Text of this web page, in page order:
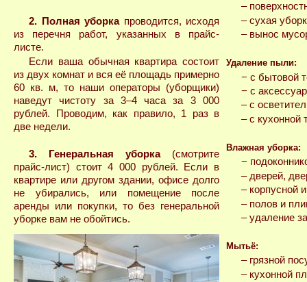
2. Полная уборкапроводится, исходя
из перечня работ, указанных в прайс-
листе.
Если ваша обычная квартира состоит
из двух комнат и вся её площадь примерно
60 кв. м, то наши операторы (уборщики)
наведут чистоту за 3–4 часа за 3 000
рублей. Проводим, как правило, 1 раз в
две недели.
3. Генеральная уборка(смотрите
прайс-лист) стоит 4 000 рублей. Если в
квартире или другом здании, офисе долго
не убирались, или помещение после
аренды или покупки, то без генеральной
уборке вам не обойтись.
–
– сухая
– вынос
Удаление пыли:
− с бытовой
− с
– с
– с кухонной
Влажная уборка:
−
– дверей,
– корпусной
– полов и
– удаление
Мытьё:
– грязной
– кухонной